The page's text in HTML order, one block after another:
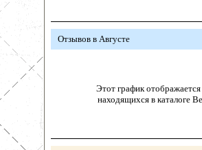
Отзывов в Августе
Этот график отображается
находящихся в каталоге